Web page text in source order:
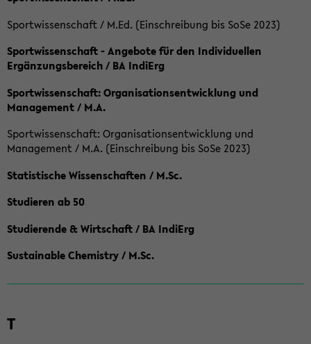
Sportwissenschaft / M.Ed. (Einschreibung bis SoSe 2023)
Sportwissenschaft - Angebote für den Individuellen
Ergänzungsbereich / BA IndiErg
Sportwissenschaft: Organisationsentwicklung und
Management / M.A.
Sportwissenschaft: Organisationsentwicklung und
Management / M.A. (Einschreibung bis SoSe 2023)
Statistische Wissenschaften / M.Sc.
Studieren ab 50
Studierende & Wirtschaft / BA IndiErg
Sustainable Chemistry / M.Sc.
T